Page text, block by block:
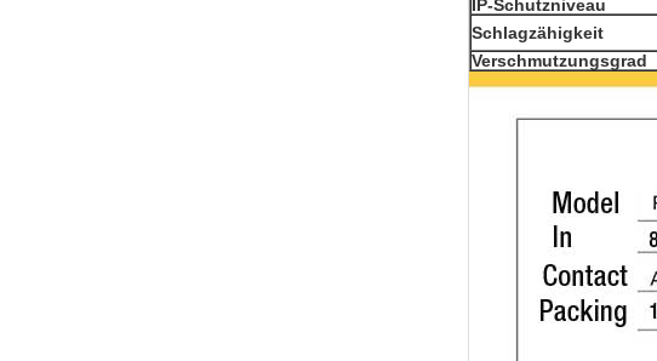
IP-Schutzniveau
Schlagzähigkeit
Verschmutzungsgrad